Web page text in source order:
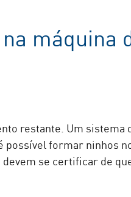
máquina
restante. Um sistema
formar ninhos
se certificar de